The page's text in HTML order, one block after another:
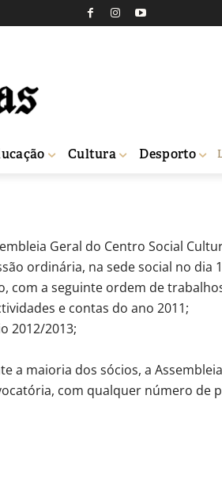
Cultura Desporto
e
Geral do Centro Social
ordinária, na sede social no dia
com a seguinte ordem de
e contas do ano 2011;
2012/2013;
a maioria dos sócios, a
com qualquer número de